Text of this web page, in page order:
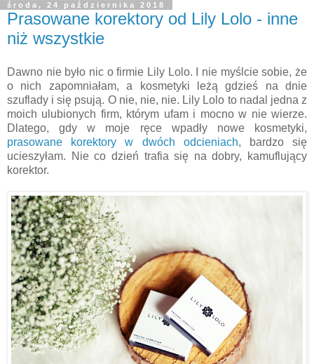
środa, 24 października 2018
Prasowane korektory od Lily Lolo - inne
niż wszystkie
Dawno nie było nic o firmie Lily Lolo. I nie myślcie sobie, że
o nich zapomniałam, a kosmetyki leżą gdzieś na dnie
szuflady i się psują. O nie, nie, nie. Lily Lolo to nadal jedna z
moich ulubionych firm, którym ufam i mocno w nie wierze.
Dlatego, gdy w moje ręce wpadły nowe kosmetyki,
prasowane korektory w dwóch odcieniach, bardzo się
ucieszyłam. Nie co dzień trafia się na dobry, kamuflujący
korektor.